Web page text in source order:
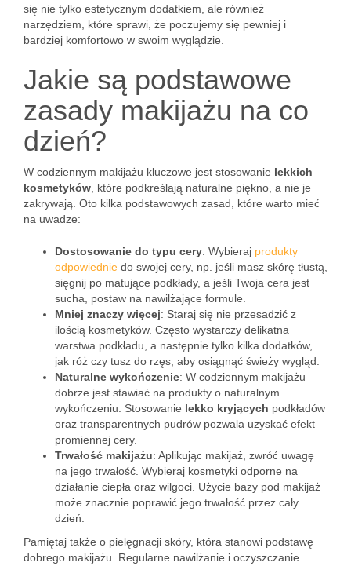
się nie tylko estetycznym dodatkiem, ale również
narzędziem, które sprawi, że poczujemy się pewniej i
bardziej komfortowo w swoim wyglądzie.
Jakie są podstawowe
zasady makijażu na co
dzień?
W codziennym makijażu kluczowe jest stosowanie lekkich
kosmetyków , które podkreślają naturalne piękno, a nie je
zakrywają. Oto kilka podstawowych zasad, które warto mieć
na uwadze:
Dostosowanie do typu cery: Wybieraj produkty
odpowiednie do swojej cery, np. jeśli masz skórę tłustą,
sięgnij po matujące podkłady, a jeśli Twoja cera jest
sucha, postaw na nawilżające formule.
Mniej znaczy więcej: Staraj się nie przesadzić z
ilością kosmetyków. Często wystarczy delikatna
warstwa podkładu, a następnie tylko kilka dodatków,
jak róż czy tusz do rzęs, aby osiągnąć świeży wygląd.
Naturalne wykończenie: W codziennym makijażu
dobrze jest stawiać na produkty o naturalnym
wykończeniu. Stosowanie lekko kryjących podkładów
oraz transparentnych pudrów pozwala uzyskać efekt
promiennej cery.
Trwałość makijażu: Aplikując makijaż, zwróć uwagę
na jego trwałość. Wybieraj kosmetyki odporne na
działanie ciepła oraz wilgoci. Użycie bazy pod makijaż
może znacznie poprawić jego trwałość przez cały
dzień.
Pamiętaj także o pielęgnacji skóry, która stanowi podstawę
dobrego makijażu. Regularne nawilżanie i oczyszczanie